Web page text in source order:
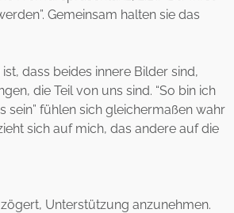
Gemeinsam halten sie das
dass beides innere Bilder sind,
die Teil von uns sind. “So bin ich
sein” fühlen sich gleichermaßen wahr
sich auf mich, das andere auf die
Unterstützung anzunehmen.